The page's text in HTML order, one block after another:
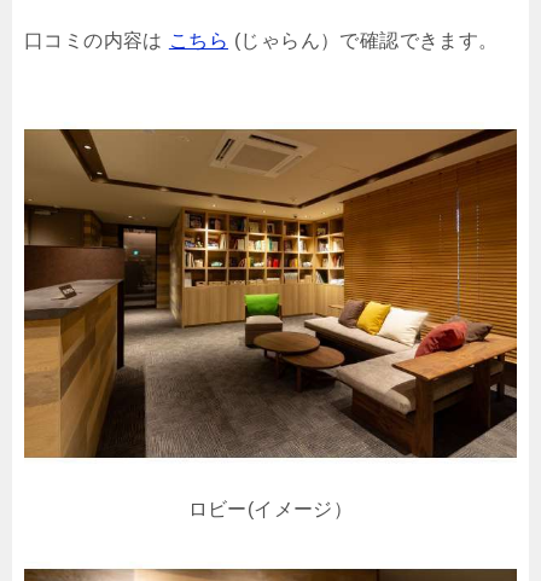
口コミの内容は こちら (じゃらん）で確認できます。
ロビー(イメージ）